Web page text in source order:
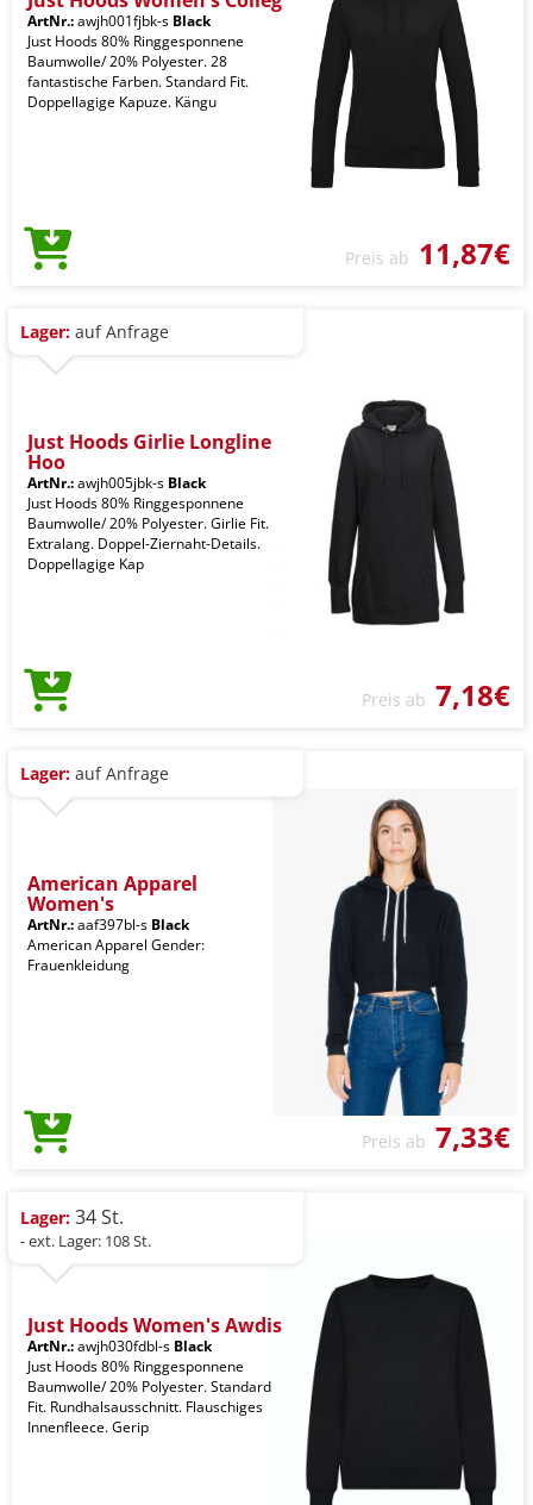
ArtNr.:awjh001fjbk-s Black
Just Hoods 80% Ringgesponnene
Baumwolle/ 20% Polyester. 28
fantastische Farben. Standard Fit.
Doppellagige Kapuze. Kängu
Preis ab 11,87€
Lager: auf Anfrage
Just Hoods Girlie Longline
Hoo
ArtNr.:awjh005jbk-s Black
Just Hoods 80% Ringgesponnene
Baumwolle/ 20% Polyester. Girlie Fit.
Extralang. Doppel-Ziernaht-Details.
Doppellagige Kap
Preis ab 7,18€
Lager: auf Anfrage
American Apparel
Women's
ArtNr.:aaf397bl-s Black
American Apparel Gender:
Frauenkleidung
Preis ab 7,33€
Lager: 34 St.
- ext. Lager: 108 St.
Just Hoods Women's Awdis
ArtNr.:awjh030fdbl-s Black
Just Hoods 80% Ringgesponnene
Baumwolle/ 20% Polyester. Standard
Fit. Rundhalsausschnitt. Flauschiges
Innenfleece. Gerip